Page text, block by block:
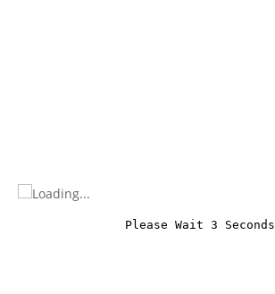
Please Wait 3 Seconds